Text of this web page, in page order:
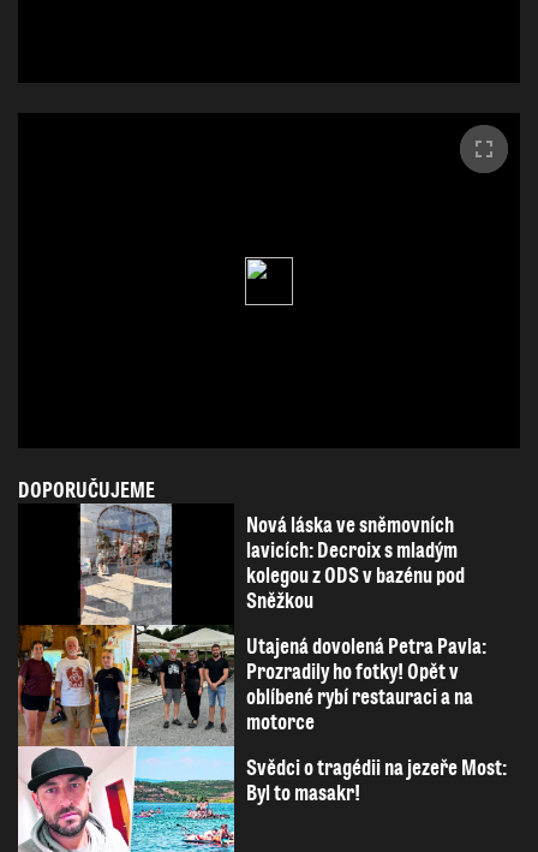
DOPORUČUJEME
Nová láska ve sněmovních
lavicích: Decroix s mladým
kolegou z ODS v bazénu pod
Sněžkou
Utajená dovolená Petra Pavla:
Prozradily ho fotky! Opět v
oblíbené rybí restauraci a na
motorce
Svědci o tragédii na jezeře Most:
Byl to masakr!